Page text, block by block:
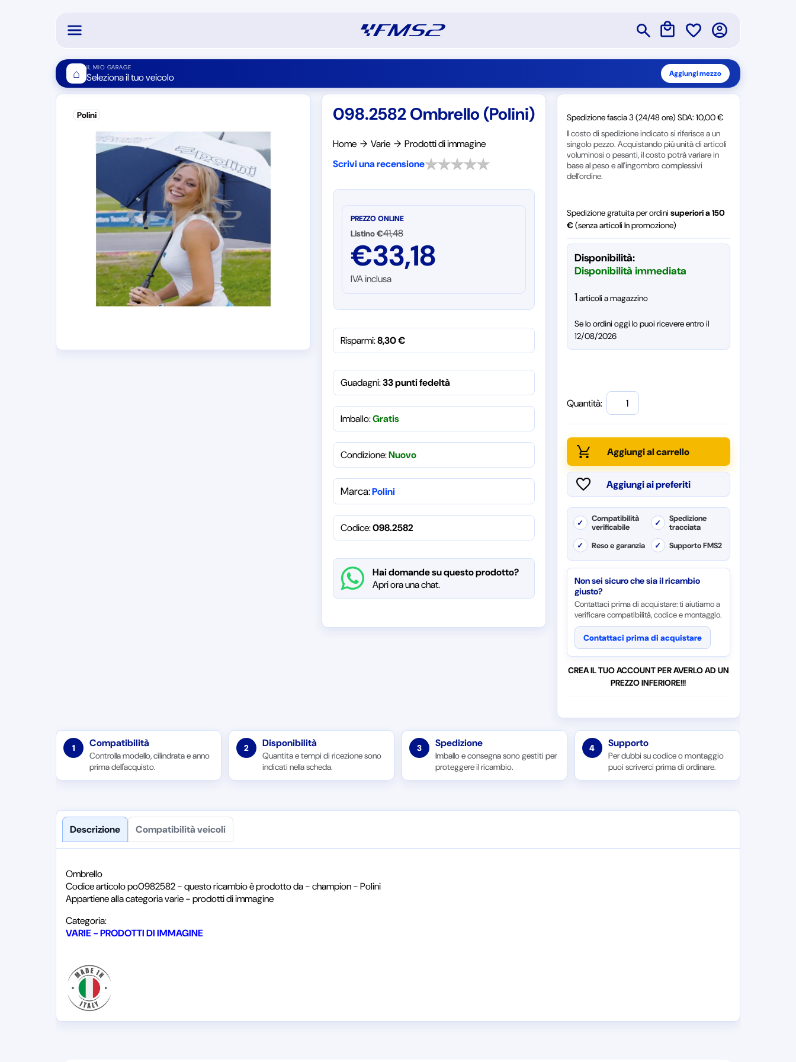
⌂ IL MIO GARAGE
Seleziona il tuo veicolo Aggiungi mezzo
Polini 098.2582 Ombrello (Polini)
Home → Varie → Prodotti di immagine
Scrivi una recensione
PREZZO ONLINE
Listino €41,48
€33,18
IVA inclusa
Risparmi:8,30€
Guadagni:33 punti fedeltà
Imballo:Gratis
Condizione:Nuovo
Marca:Polini
Codice:098.2582
Hai domande su questo prodotto?
Apri ora una chat.
Spedizione fascia 3 (24/48 ore) SDA: 10,00 €
Il costo di spedizione indicato si riferisce a un
singolo pezzo. Acquistando più unità di articoli
voluminosi o pesanti, il costo potrà variare in
base al peso e all’ingombro complessivi
dell’ordine.
Spedizione gratuita per ordini superiori a 150
€(senza articoli In promozione)
Disponibilità:
Disponibilità immediata
1articoli a magazzino
Se lo ordini oggi lo puoi ricevere entro il
12/08/2026
Quantità:
✓
Compatibilità
verificabile
✓
Spedizione
tracciata
✓
Reso e garanzia ✓ Supporto FMS2
Non sei sicuro che sia il ricambio
giusto?
Contattaci prima di acquistare: ti aiutiamo a
verificare compatibilità, codice e montaggio.
Contattaci prima di acquistare
CREA IL TUO ACCOUNT PER AVERLO AD UN
PREZZO INFERIORE!!!
1 Compatibilità
Controlla modello, cilindrata e anno
prima dell'acquisto.
2 Disponibilità
Quantita e tempi di ricezione sono
indicati nella scheda.
3 Spedizione
Imballo e consegna sono gestiti per
proteggere il ricambio.
4 Supporto
Per dubbi su codice o montaggio
puoi scriverci prima di ordinare.
Descrizione Compatibilità veicoli
Ombrello
Codice articolo po0982582 - questo ricambio è prodotto da - champion - Polini
Appartiene alla categoria varie - prodotti di immagine
Categoria:
VARIE - PRODOTTI DI IMMAGINE